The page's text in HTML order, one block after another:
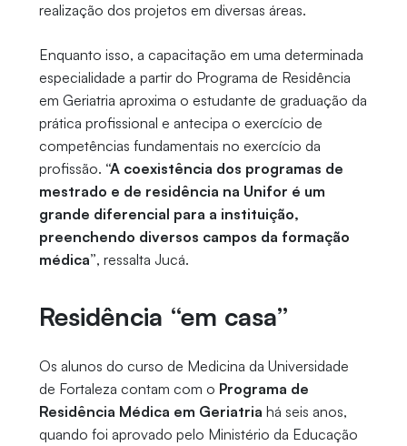
realização dos projetos em diversas áreas.
Enquanto isso, a capacitação em uma determinada
especialidade a partir do Programa de Residência
em Geriatria aproxima o estudante de graduação da
prática profissional e antecipa o exercício de
competências fundamentais no exercício da
profissão. “A coexistência dos programas de
mestrado e de residência na Unifor é um
grande diferencial para a instituição,
preenchendo diversos campos da formação
médica”, ressalta Jucá.
Residência “em casa”
Os alunos do curso de Medicina da Universidade
de Fortaleza contam com o Programa de
Residência Médica em Geriatria há seis anos,
quando foi aprovado pelo Ministério da Educação